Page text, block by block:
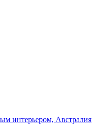
интерьером, Австралия